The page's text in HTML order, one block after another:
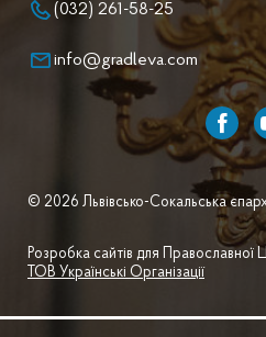
(032) 261-58-25
info@gradleva.com
© 2026 Львівсько-Сокальська
Розробка сайтів для Православної
ТОВ Українські Організації